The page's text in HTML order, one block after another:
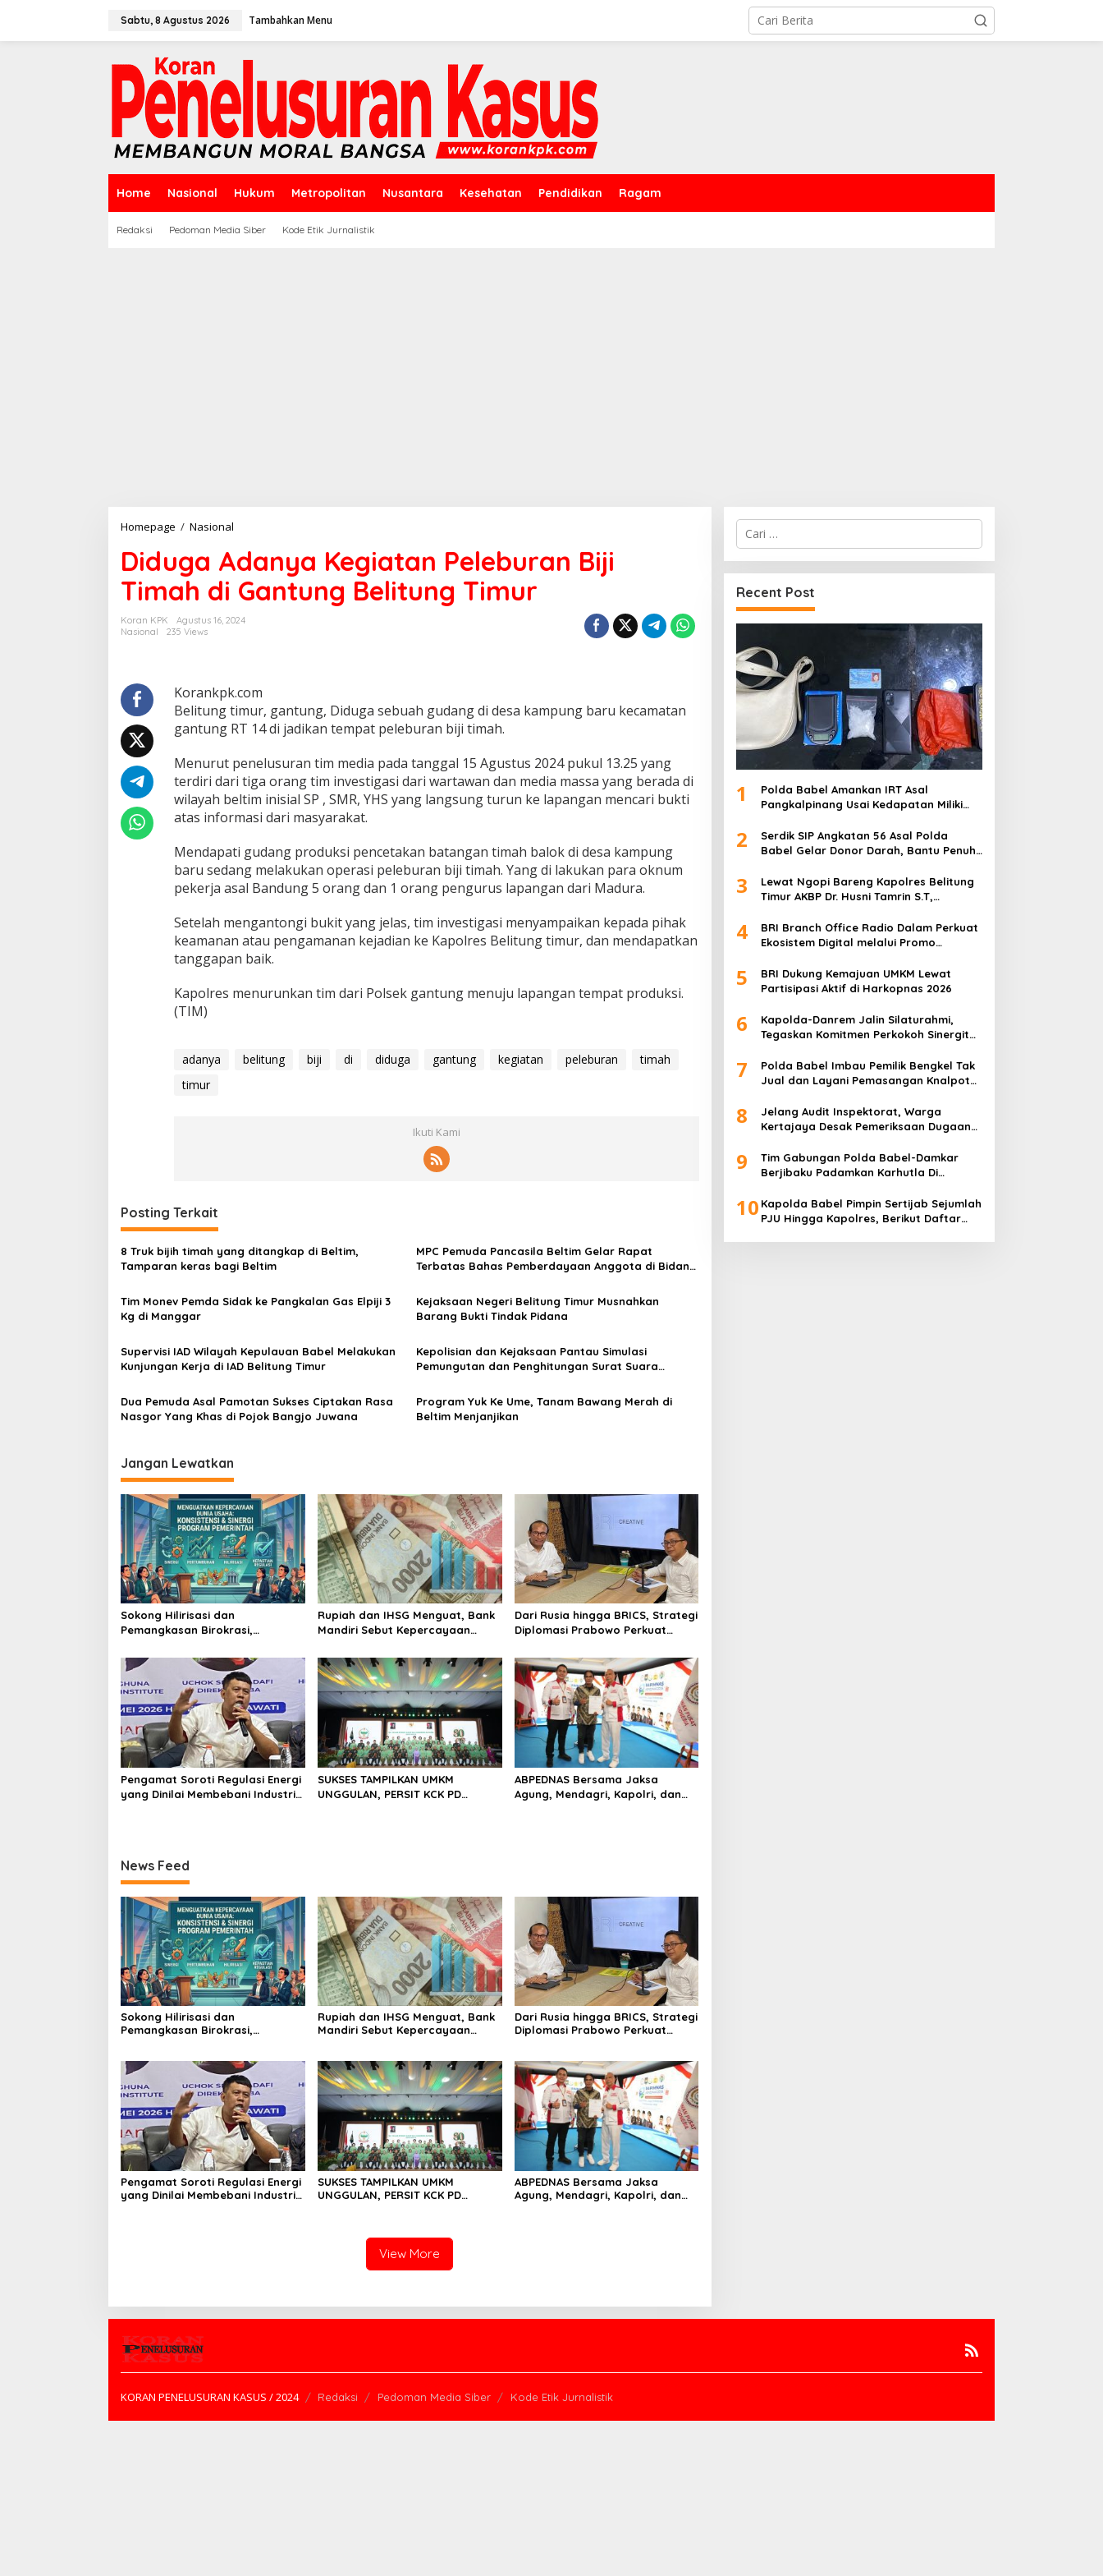
Sabtu, 8 Agustus 2026 Tambahkan Menu
Home Nasional Hukum Metropolitan Nusantara Kesehatan Pendidikan Ragam
Redaksi Pedoman Media Siber Kode Etik Jurnalistik
Homepage / Nasional
Kegiatan
Peleburan
Biji
Timah
di
Diduga Adanya Kegiatan Peleburan Biji
Timah di Gantung Belitung Timur
Koran KPK
Agustus 16, 2024
Nasional
235 Views
Korankpk.com
Belitung timur, gantung, Diduga sebuah gudang di desa kampung baru kecamatan
gantung RT 14 di jadikan tempat peleburan biji timah.
Menurut penelusuran tim media pada tanggal 15 Agustus 2024 pukul 13.25 yang
terdiri dari tiga orang tim investigasi dari wartawan dan media massa yang berada di
wilayah beltim inisial SP , SMR, YHS yang langsung turun ke lapangan mencari bukti
atas informasi dari masyarakat.
Mendapati gudang produksi pencetakan batangan timah balok di desa kampung
baru sedang melakukan operasi peleburan biji timah. Yang di lakukan para oknum
pekerja asal Bandung 5 orang dan 1 orang pengurus lapangan dari Madura.
Setelah mengantongi bukit yang jelas, tim investigasi menyampaikan kepada pihak
keamanan atau pengamanan kejadian ke Kapolres Belitung timur, dan mendapatkan
tanggapan baik.
Kapolres menurunkan tim dari Polsek gantung menuju lapangan tempat produksi.
(TIM)
adanya belitung biji di diduga gantung kegiatan peleburan
timah
timur
Ikuti Kami
Posting Terkait
8 Truk bijih timah yang ditangkap di Beltim,
Tamparan keras bagi Beltim
MPC Pemuda Pancasila Beltim Gelar Rapat
Terbatas Bahas Pemberdayaan Anggota di Bidang
Tim Monev Pemda Sidak ke Pangkalan Gas Elpiji 3
Kg di Manggar
Kejaksaan Negeri Belitung Timur Musnahkan
Barang Bukti Tindak Pidana
Supervisi IAD Wilayah Kepulauan Babel Melakukan
Kunjungan Kerja di IAD Belitung Timur
Kepolisian dan Kejaksaan Pantau Simulasi
Pemungutan dan Penghitungan Surat Suara
Dua Pemuda Asal Pamotan Sukses Ciptakan Rasa
Nasgor Yang Khas di Pojok Bangjo Juwana
Program Yuk Ke Ume, Tanam Bawang Merah di
Beltim Menjanjikan
Jangan Lewatkan
Sokong Hilirisasi dan
Pemangkasan Birokrasi,
Domestik Akan Lebih Bernilai
Rupiah dan IHSG Menguat, Bank
Mandiri Sebut Kepercayaan
Dari Rusia hingga BRICS, Strategi
Diplomasi Prabowo Perkuat
Pengamat Soroti Regulasi Energi
yang Dinilai Membebani Industri
SUKSES TAMPILKAN UMKM
UNGGULAN, PERSIT KCK PD
ABPEDNAS Bersama Jaksa
Agung, Mendagri, Kapolri, dan
News Feed
Sokong Hilirisasi dan
Pemangkasan Birokrasi,
Rupiah dan IHSG Menguat, Bank
Mandiri Sebut Kepercayaan
Dari Rusia hingga BRICS, Strategi
Diplomasi Prabowo Perkuat
Pengamat Soroti Regulasi Energi
yang Dinilai Membebani Industri
SUKSES TAMPILKAN UMKM
UNGGULAN, PERSIT KCK PD
ABPEDNAS Bersama Jaksa
Agung, Mendagri, Kapolri, dan
View More
Cari
untuk:
Recent Post
1
Polda Babel Amankan IRT Asal
Pangkalpinang Usai Kedapatan Miliki
2
Serdik SIP Angkatan 56 Asal Polda
Babel Gelar Donor Darah, Bantu Penuhi
3
Lewat Ngopi Bareng Kapolres Belitung
Timur AKBP Dr. Husni Tamrin S.T,
Awak Media
4
BRI Branch Office Radio Dalam Perkuat
Ekosistem Digital melalui Promo
5
BRI Dukung Kemajuan UMKM Lewat
Partisipasi Aktif di Harkopnas 2026
6
Kapolda-Danrem Jalin Silaturahmi,
Tegaskan Komitmen Perkokoh Sinergitas
7
Polda Babel Imbau Pemilik Bengkel Tak
Jual dan Layani Pemasangan Knalpot
8
Jelang Audit Inspektorat, Warga
Kertajaya Desak Pemeriksaan Dugaan
Transparan
9
Tim Gabungan Polda Babel-Damkar
Berjibaku Padamkan Karhutla Di
10 Kapolda Babel Pimpin Sertijab Sejumlah
PJU Hingga Kapolres, Berikut Daftar
KORAN PENELUSURAN KASUS / 2024 Redaksi Pedoman Media Siber Kode Etik Jurnalistik